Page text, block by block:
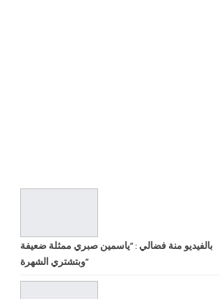
بالفيديو منة فضالي : “ياسمين صبري ممثلة ضعيفة
وبتشتري الشهرة”